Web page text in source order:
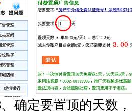
确定要置顶的天数，